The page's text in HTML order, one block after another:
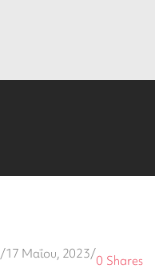
/17 Μαΐου, 2023/ Shares
0